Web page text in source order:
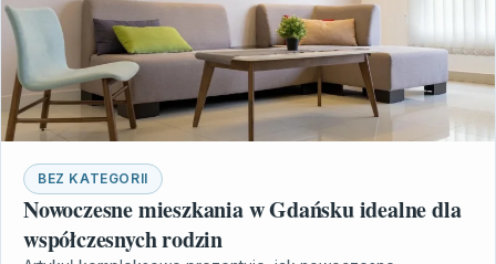
BEZ KATEGORII
Nowoczesne mieszkania w Gdańsku idealne dla
współczesnych rodzin